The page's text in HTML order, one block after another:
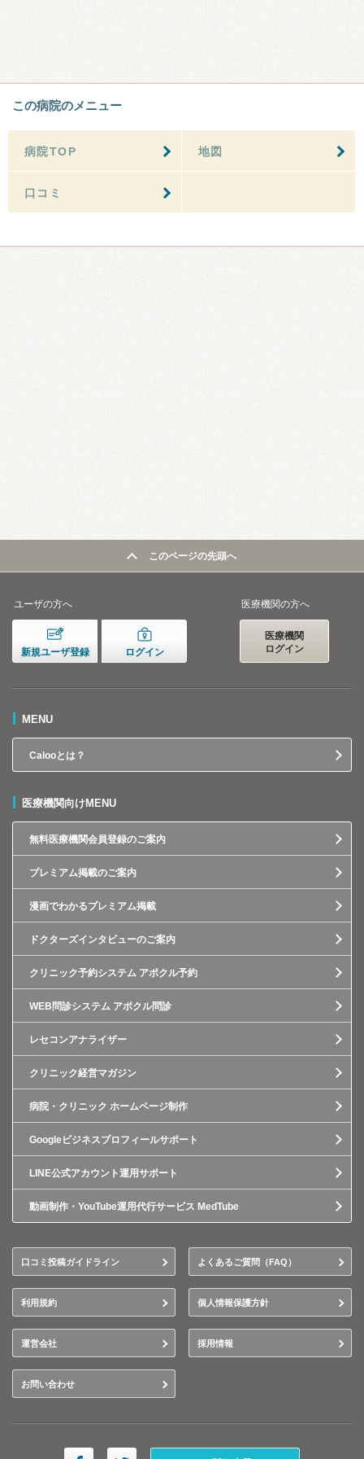
この病院のメニュー
病院TOP 地図
口コミ
このページの先頭へ
ユーザの方へ
新規ユーザ登録 ログイン
医療機関の方へ
医療機関
ログイン
MENU
Calooとは？
医療機関向けMENU
無料医療機関会員登録のご案内
プレミアム掲載のご案内
漫画でわかるプレミアム掲載
ドクターズインタビューのご案内
クリニック予約システム アポクル予約
WEB問診システム アポクル問診
レセコンアナライザー
クリニック経営マガジン
病院・クリニック ホームページ制作
Googleビジネスプロフィールサポート
LINE公式アカウント運用サポート
動画制作・YouTube運用代行サービス MedTube
口コミ投稿ガイドライン よくあるご質問（FAQ）
利用規約 個人情報保護方針
運営会社 採用情報
お問い合わせ